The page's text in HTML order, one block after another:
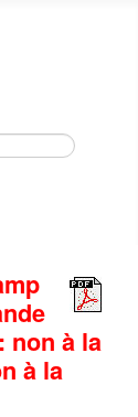
non à la
à la